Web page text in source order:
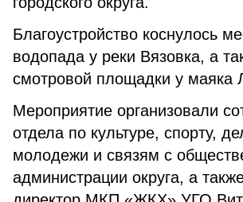
Благоустройство коснулось
водопада у реки Вязовка, а
смотровой площадки у маяка
Мероприятие организовали
отдела по культуре, спорту,
молодежи и связям с
администрации округа, а